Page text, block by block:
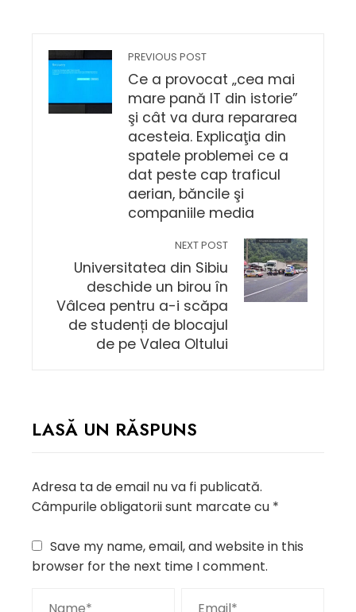
PREVIOUS POST
Ce a provocat „cea mai
mare pană IT din istorie”
şi cât va dura repararea
acesteia. Explicaţia din
spatele problemei ce a
dat peste cap traficul
aerian, băncile şi
companiile media
NEXT POST
Universitatea din Sibiu
deschide un birou în
Vâlcea pentru a-i scăpa
de studenți de blocajul
de pe Valea Oltului
LASĂ UN RĂSPUNS
Adresa ta de email nu va fi publicată.
Câmpurile obligatorii sunt marcate cu *
Save my name, email, and website in this
browser for the next time I comment.